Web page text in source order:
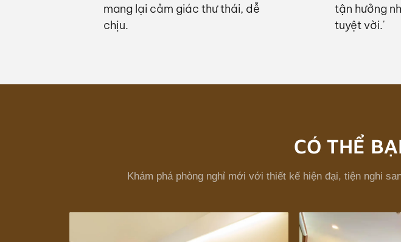
mang lại cảm giác thư thái, dễ
chịu.
tận hưởng
tuyệt vời.'
CÓ THỂ
Khám phá phòng nghỉ mới với thiết kế hiện đại, tiện nghi